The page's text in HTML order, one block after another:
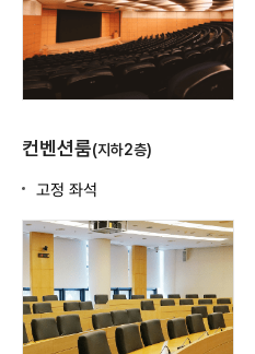
컨벤션룸(지하2층)
고정 좌석